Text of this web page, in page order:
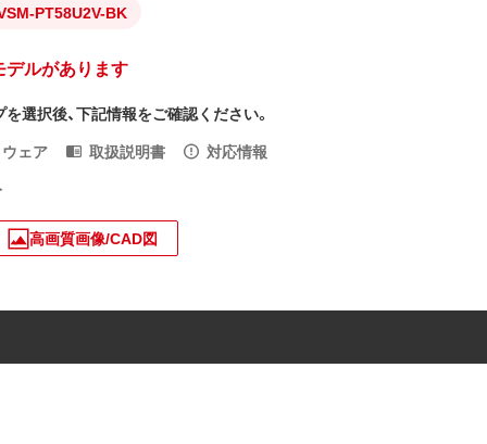
PT58U2V-BK
ルがあります
選択後、下記情報をご確認ください。
ェア
取扱説明書
対応情報
高画質画像/CAD図